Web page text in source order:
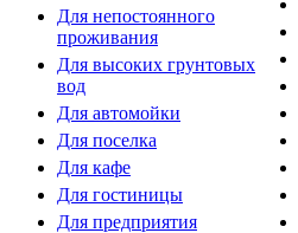
Для непостоянного
проживания
Для высоких грунтовых
вод
Для автомойки
Для поселка
Для кафе
Для гостиницы
Для предприятия